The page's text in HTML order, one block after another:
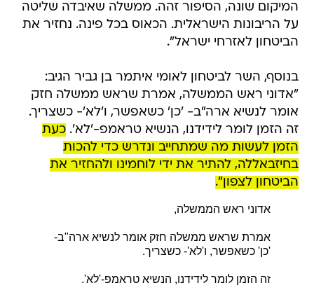
המיקום שונה, הסיפור זהה. ממשלה שאיבדה שליטה
על הריבונות הישראלית. הכאוס בכל פינה. נחזיר את
הביטחון לאזרחי ישראל".
בנוסף, השר לביטחון לאומי איתמר בן גביר הגיב:
"אדוני ראש הממשלה, אמרת שראש ממשלה חזק
אומר לנשיא ארה"ב- 'כן' כשאפשר, ו'לא'- כשצריך.
זה הזמן לומר לידידנו, הנשיא טראמפ-'לא'.כעת
הזמן לעשות מה שמתחייב ונדרש כדי להכות
בחיזבאללה, להתיר את ידי לוחמינו ולהחזיר את
הביטחון לצפון".
אדוני ראש הממשלה,
אמרת שראש ממשלה חזק אומר לנשיא ארה"ב-
'כן' כשאפשר, ו'לא'- כשצריך.
זה הזמן לומר לידידנו, הנשיא טראמפ-'לא'.